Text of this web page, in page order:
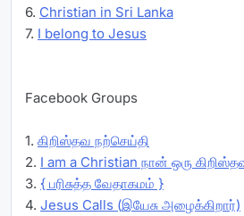
6. Christian in Sri Lanka
7. I belong to Jesus
Facebook Groups
1. கிறிஸ்தவ நற்செய்தி
2. I am a Christian நான் ஒரு
3. { பரிசுத்த வேதாகமம் }
4. Jesus Calls (இயேசு அழைக்கிறார்)